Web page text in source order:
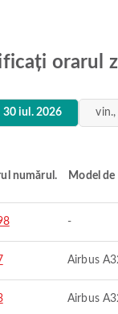
orarul
30 iul. 2026
numărul. Model de
-
Airbus
Airbus